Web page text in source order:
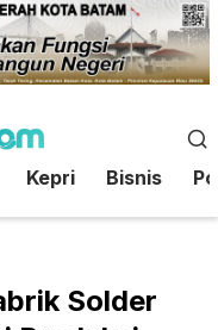
Kepri Bisnis
Solder